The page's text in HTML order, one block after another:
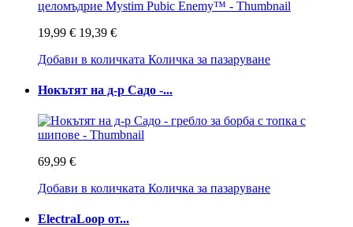
19,99 € 19,39 €
Добави в количката Количка за пазаруване
Нокътят на д-р Садо -...
69,99 €
Добави в количката Количка за пазаруване
ElectraLoop от...